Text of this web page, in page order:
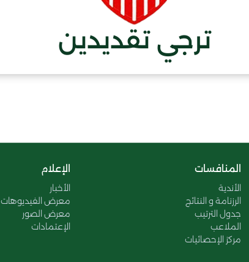
ترجي تقديدين
المنافسات
الأندية
الرزنامة و النتائج
جدول الترتيب
الملاعب
مركز الإحصائيات
الإعلام
الأخبار
معرض الفيديوهات
معرض الصور
الإعتمادات